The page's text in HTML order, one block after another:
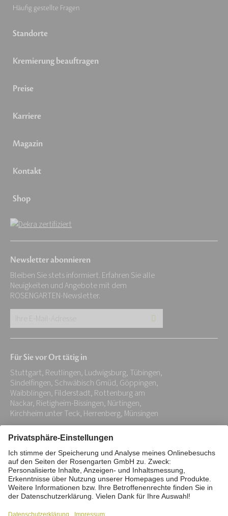
Häufig gestellte Fragen
Standorte
Kremierung beauftragen
Preise
Karriere
Magazin
Kontakt
Shop
Newsletter abonnieren
Bleiben Sie stets informiert. Erfahren Sie alle
Neuigkeiten und Angebote mit dem
ROSENGARTEN-Newsletter.
Adresse:
*
Für Sie vor Ort tätig in
Stuttgart, Reutlingen, Ludwigsburg, Tübingen,
Sindelfingen, Schwäbisch Gmüd, Göppingen,
Waibblingen, Filderstadt, Rottenburg am
Nackar, Rietigheim-Bissingen, Nürtingen,
Kirchheim unter Teck, Herrenberg, Münsingen
Impressum Datenschutz
Stiftung
Interne Meldestelle
Zahlungsmittel
Barrierefreiheitserklärung
Vertrag widerrufen